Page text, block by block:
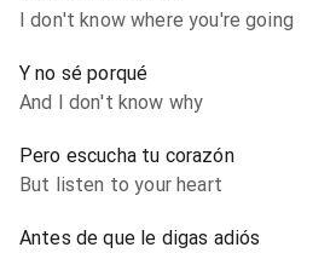
I don't know where you're going
Y no sé porqué
And I don't know why
Pero escucha tu corazón
But listen to your heart
Antes de que le digas adiós